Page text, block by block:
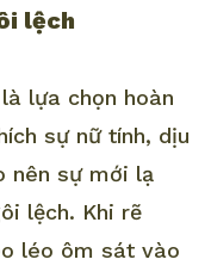
lệch
lựa chọn hoàn
sự nữ tính, dịu
nên sự mới lạ
lệch. Khi rẽ
léo ôm sát vào